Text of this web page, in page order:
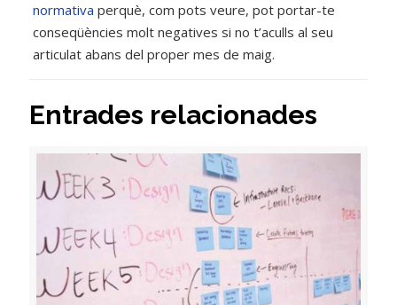
normativa perquè, com pots veure, pot portar-te
conseqüències molt negatives si no t’aculls al seu
articulat abans del proper mes de maig.
Entrades relacionades